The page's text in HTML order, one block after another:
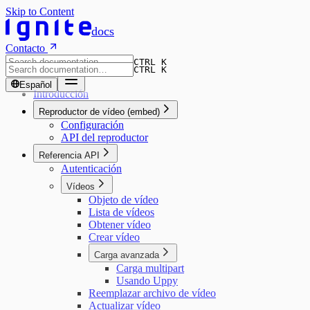
Skip to Content
docs
Contacto
CTRL K
Español
CTRL K
Introducción
Reproductor de vídeo (embed)
Configuración
API del reproductor
Referencia API
Autenticación
Vídeos
Objeto de vídeo
Lista de vídeos
Obtener vídeo
Crear vídeo
Carga avanzada
Carga multipart
Usando Uppy
Reemplazar archivo de vídeo
Actualizar vídeo